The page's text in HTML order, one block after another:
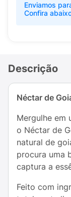
Enviamos
Confira
Descrição
Néctar de
Mergulhe em
o Néctar de
natural de
procura uma
captura a
Feito com